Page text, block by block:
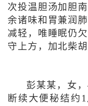
次投温胆汤加胆
余诸味和胃兼润
减轻，唯睡眠仍
守上方，加北柴
彭某某，女
断续大便秘结约